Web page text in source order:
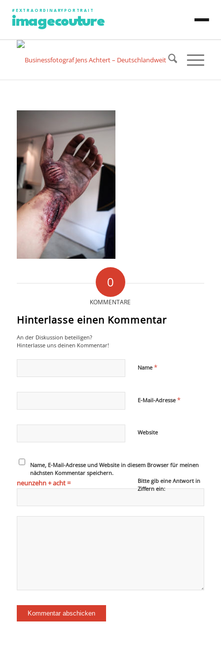
#EXTRAORDINARYPORTRAIT
imagecouture
VIDEO PORTRAIT
ART PORTRAIT
SPECIAL PROJECT
COLLABORATION
0
KOMMENTARE
Hinterlasse einen Kommentar
An der Diskussion beteiligen?
Hinterlasse uns deinen Kommentar!
Name *
E-Mail-Adresse *
Website
Name, E-Mail-Adresse und Website in diesem Browser für meinen
nächsten Kommentar speichern.
Bitte gib eine Antwort in
Ziffern ein:
neunzehn + acht =